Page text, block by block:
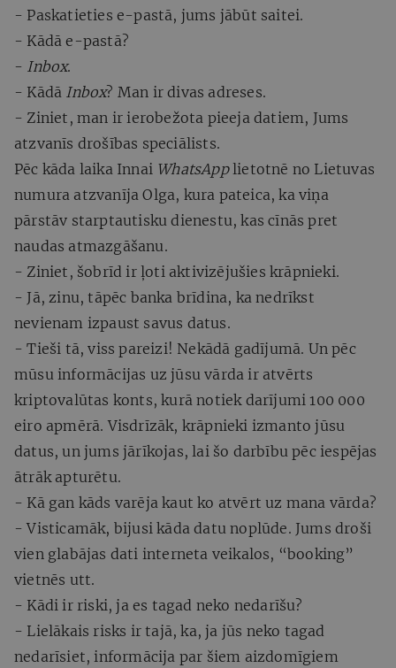
- Paskatieties e-pastā, jums jābūt saitei.
- Kādā e-pastā?
- Inbox.
- Kādā Inbox? Man ir divas adreses.
- Ziniet, man ir ierobežota pieeja datiem, Jums
atzvanīs drošības speciālists.
Pēc kāda laika Innai WhatsApplietotnē no Lietuvas
numura atzvanīja Olga, kura pateica, ka viņa
pārstāv starptautisku dienestu, kas cīnās pret
naudas atmazgāšanu.
- Ziniet, šobrīd ir ļoti aktivizējušies krāpnieki.
- Jā, zinu, tāpēc banka brīdina, ka nedrīkst
nevienam izpaust savus datus.
- Tieši tā, viss pareizi! Nekādā gadījumā. Un pēc
mūsu informācijas uz jūsu vārda ir atvērts
kriptovalūtas konts, kurā notiek darījumi 100 000
eiro apmērā. Visdrīzāk, krāpnieki izmanto jūsu
datus, un jums jārīkojas, lai šo darbību pēc iespējas
ātrāk apturētu.
- Kā gan kāds varēja kaut ko atvērt uz mana vārda?
- Visticamāk, bijusi kāda datu noplūde. Jums droši
vien glabājas dati interneta veikalos, “booking”
vietnēs utt.
- Kādi ir riski, ja es tagad neko nedarīšu?
- Lielākais risks ir tajā, ka, ja jūs neko tagad
nedarīsiet, informācija par šiem aizdomīgiem